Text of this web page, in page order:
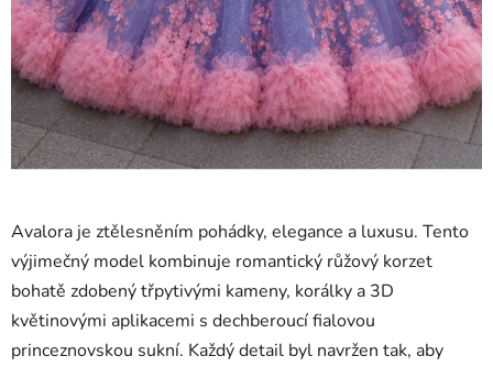
Avalora je ztělesněním pohádky, elegance a luxusu. Tento
výjimečný model kombinuje romantický růžový korzet
bohatě zdobený třpytivými kameny, korálky a 3D
květinovými aplikacemi s dechberoucí fialovou
princeznovskou sukní. Každý detail byl navržen tak, aby